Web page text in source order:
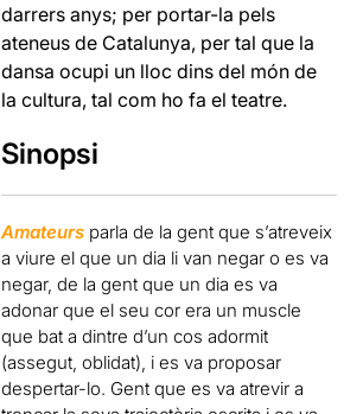
darrers anys; per portar-la pels
ateneus de Catalunya, per tal que la
dansa ocupi un lloc dins del món de
la cultura, tal com ho fa el teatre.
Sinopsi
Amateurs parla de la gent que s’atreveix
a viure el que un dia li van negar o es va
negar, de la gent que un dia es va
adonar que el seu cor era un muscle
que bat a dintre d’un cos adormit
(assegut, oblidat), i es va proposar
despertar-lo. Gent que es va atrevir a